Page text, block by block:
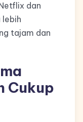
dan
lebih
tajam dan
Cukup